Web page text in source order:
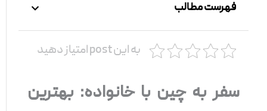
فهرست مطالب
به این post امتیاز دهید
سفر به چین با خانواده: بهترین